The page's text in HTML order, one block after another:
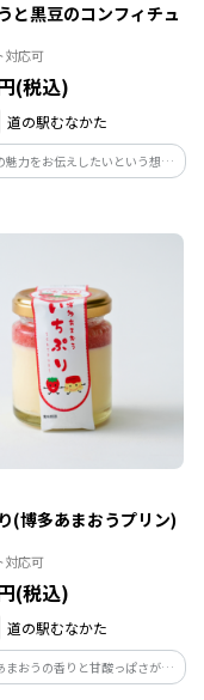
と黒豆のコンフィチュ
対応可
(税込)
道の駅むなかた
魅力をお伝えしたいという想い
栄養士である店主：相部さんが
(博多あまおうプリン)
対応可
(税込)
道の駅むなかた
まおうの香りと甘酸っぱさが口
がり、優しい味わいのプリンと